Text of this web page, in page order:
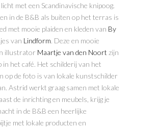
met een Scandinavische knipoog.
in de B&B als buiten op het terras is
met mooie plaiden en kleden van By
van Lindform. Deze en mooie
illustrator Maartje van den Noort zijn
in het café. Het schilderij van het
op de foto is van lokale kunstschilder
Astrid werkt graag samen met lokale
de inrichting en meubels, krijg je
in de B&B een heerlijke
met lokale producten en